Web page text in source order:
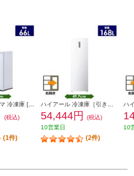
(税込)
(1件)
54,444円
(税込)
10営業日
(2件)
10